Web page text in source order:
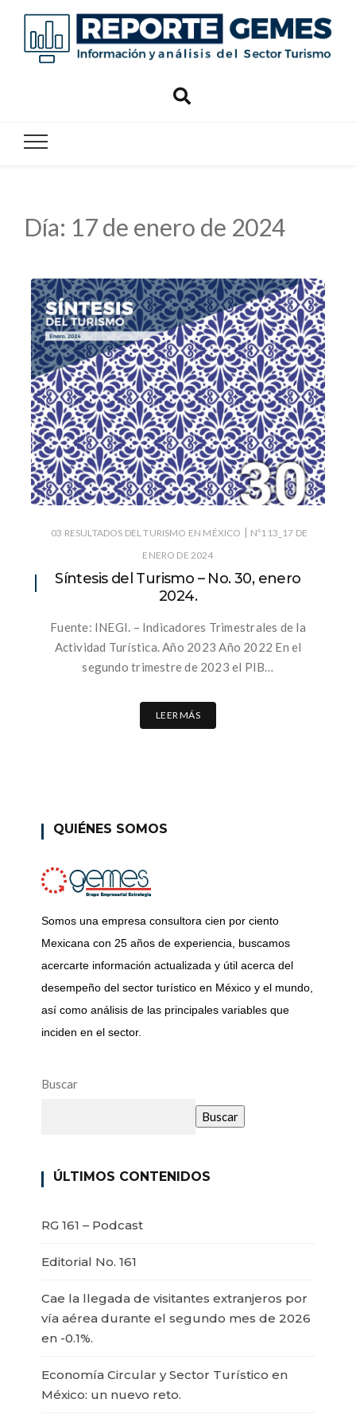
Día: 17 de enero de 2024
03 RESULTADOS DEL TURISMO EN MÉXICO | Nº113_17 DE
ENERO DE 2024
Síntesis del Turismo – No. 30, enero
2024.
Fuente: INEGI. – Indicadores Trimestrales de la
Actividad Turística. Año 2023 Año 2022 En el
segundo trimestre de 2023 el PIB…
LEER MÁS
QUIÉNES SOMOS
Somos una empresa consultora cien por ciento
Mexicana con 25 años de experiencia, buscamos
acercarte información actualizada y útil acerca del
desempeño del sector turístico en México y el mundo,
así como análisis de las principales variables que
inciden en el sector.
Buscar
Buscar
ÚLTIMOS CONTENIDOS
RG 161 – Podcast
Editorial No. 161
Cae la llegada de visitantes extranjeros por
vía aérea durante el segundo mes de 2026
en -0.1%.
Economía Circular y Sector Turístico en
México: un nuevo reto.